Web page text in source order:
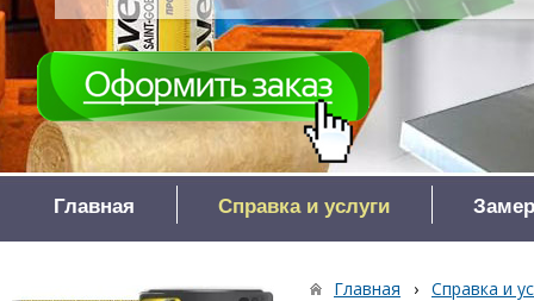
Главная Справка и услуги
Главная › Справка и